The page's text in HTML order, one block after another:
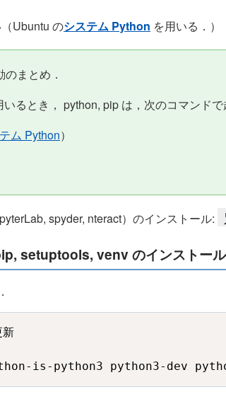
Ubuntu のシステム Python を用いる．）
まとめ．
いるとき， python, pip は，次のコマンドで
ム Python）
spyder, nteract）のインストール:
setuptools, venv のインストール
is-python3 python3-dev